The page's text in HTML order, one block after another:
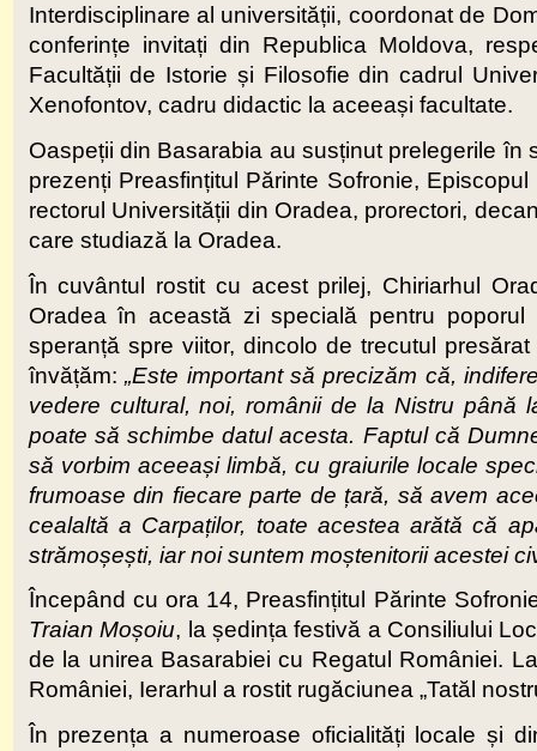
Interdisciplinare al universității, coordonat de
conferințe invitați din Republica Moldova,
Facultății de Istorie și Filosofie din cadrul
Xenofontov, cadru didactic la aceeași facultate.
Oaspeții din Basarabia au susținut prelegerile în
prezenți Preasfințitul Părinte Sofronie,
rectorul Universității din Oradea, prorectori,
care studiază la Oradea.
În cuvântul rostit cu acest prilej, Chiriarhul
Oradea în această zi specială pentru
speranță spre viitor, dincolo de trecutul
învățăm:„Este important să precizăm că,
vedere cultural, noi, românii de la Nistru până
poate să schimbe datul acesta. Faptul că
să vorbim aceeași limbă, cu graiurile locale
frumoase din fiecare parte de țară, să avem
cealaltă a Carpaților, toate acestea arătă că
strămoșești, iar noi suntem moștenitorii acestei
Începând cu ora 14, Preasfințitul Părinte
Traian Moșoiu, la ședința festivă a Consiliului
de la unirea Basarabiei cu Regatul României.
României, Ierarhul a rostit rugăciunea „Tatăl
În prezența a numeroase oficialități locale și